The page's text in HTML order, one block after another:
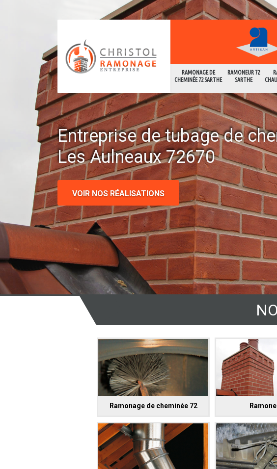
RAMONAGE DE
CHEMINÉE 72 SARTHE
RAMONEUR 72
SARTHE
Entreprise de tubage de
Les Aulneaux 72670
VOIR NOS RÉALISATIONS
Ramonage de cheminée 72